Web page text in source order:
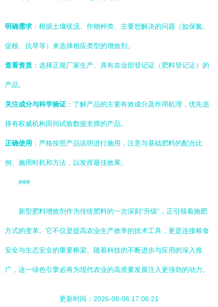
明确需求 ：根据土壤状况、作物种类、主要想解决的问题（如保氮、
促根、抗旱等）来选择相应类型的增效剂。
查看资质 ：选择正规厂家生产、具有农业部登记证（肥料登记证）的
产品。
关注成分与科学验证 ：了解产品的主要有效成分及作用机理，优先选
择有权威机构田间试验数据支撑的产品。
正确使用 ：严格按照产品说明进行施用，注意与基础肥料的配合比
例、施用时机和方法，以发挥最佳效果。
###
新型肥料增效剂作为传统肥料的一次深刻“升级”，正引领着施肥
方式的变革。它不仅是提高农业生产效率的技术工具，更是连接粮食
安全与生态安全的重要桥梁。随着科技的不断进步与应用的深入推
广，这一绿色引擎必将为现代农业的高质量发展注入更强劲的动力。
更新时间：2026-08-06 17:06:21